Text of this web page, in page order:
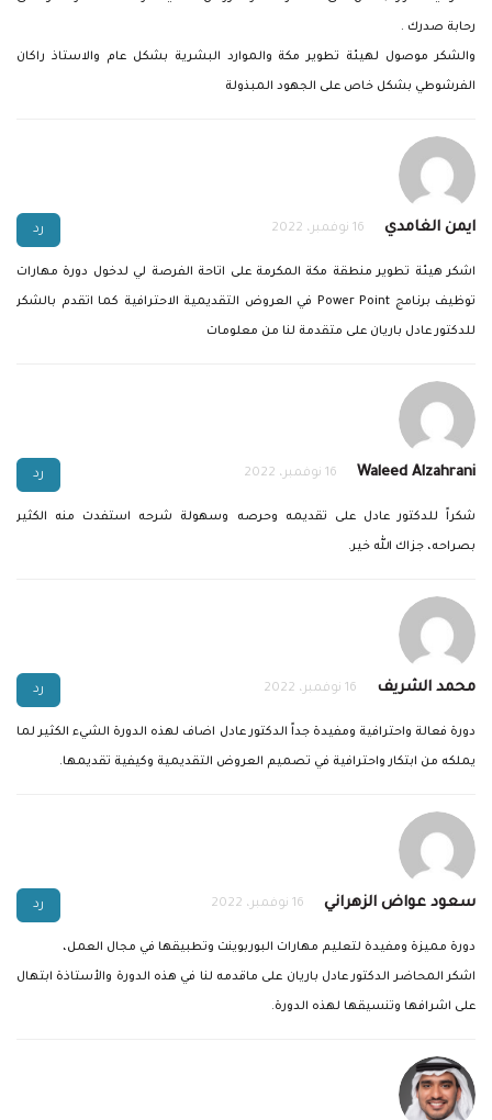
رحابة صدرك .
والشكر موصول لهيئة تطوير مكة والموارد البشرية بشكل عام والاستاذ راكان
الفرشوطي بشكل خاص على الجهود المبذولة
ايمن الغامدي 16 نوفمبر، 2022 رد
اشكر هيئة تطوير منطقة مكة المكرمة على اتاحة الفرصة لي لدخول دورة مهارات
توظيف برنامج Power Point في العروض التقديمية الاحترافية كما اتقدم بالشكر
للدكتور عادل باريان على متقدمة لنا من معلومات
Waleed Alzahrani 16 نوفمبر، 2022 رد
شكراً للدكتور عادل على تقديمه وحرصه وسهولة شرحه استفدت منه الكثير
بصراحه، جزاك الله خير.
محمد الشريف 16 نوفمبر، 2022 رد
دورة فعالة واحترافية ومفيدة جداً الدكتور عادل اضاف لهذه الدورة الشيء الكثير لما
يملكه من ابتكار واحترافية في تصميم العروض التقديمية وكيفية تقديمها.
سعود عواض الزهراني 16 نوفمبر، 2022 رد
دورة مميزة ومفيدة لتعليم مهارات البوربوينت وتطبيقها في مجال العمل،
اشكر المحاضر الدكتور عادل باريان على ماقدمه لنا في هذه الدورة والأستاذة ابتهال
على اشرافها وتنسيقها لهذه الدورة.